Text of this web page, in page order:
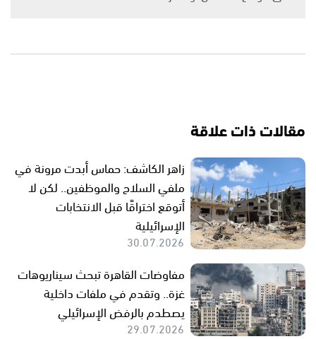
مقالات ذات علاقة
زاهر الكاشف: حماس أبدت مرونة في
ملفي السلاح والموظفين.. لكن لا
أتوقع اختراقًا قبل الانتخابات
الإسرائيلية
30.07.2026
مفاوضات القاهرة تبحث سيناريوهات
غزة.. وتقدم في ملفات داخلية
يصطدم بالرفض الإسرائيلي
29.07.2026